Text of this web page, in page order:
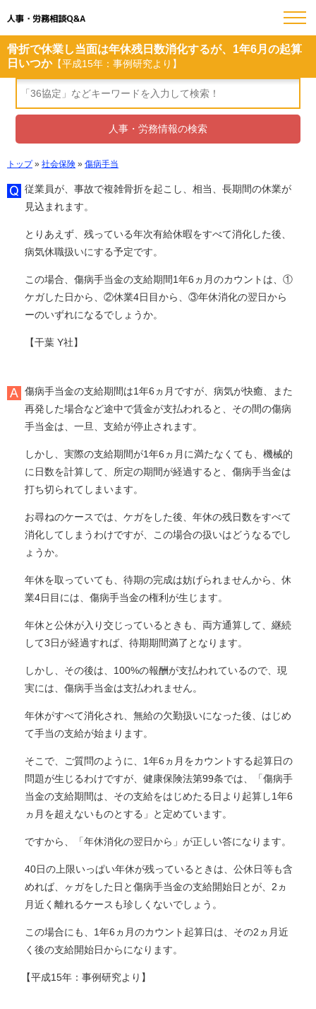
骨折で休業し当面は年休残日数消化するが、1年6月の起算
日いつか【平成15年：事例研究より】
人事・労務相談Q&A
トップ» 社会保険 » 傷病手当
従業員が、事故で複雑骨折を起こし、相当、長期間の休業が
見込まれます。
とりあえず、残っている年次有給休暇をすべて消化した後、
病気休職扱いにする予定です。
この場合、傷病手当金の支給期間1年6ヵ月のカウントは、①
ケガした日から、②休業4日目から、③年休消化の翌日から
ーのいずれになるでしょうか。
【干葉 Y社】
傷病手当金の支給期間は1年6ヵ月ですが、病気が快癒、また
再発した場合など途中で賃金が支払われると、その間の傷病
手当金は、一旦、支給が停止されます。
しかし、実際の支給期間が1年6ヵ月に満たなくても、機械的
に日数を計算して、所定の期間が経過すると、傷病手当金は
打ち切られてしまいます。
お尋ねのケースでは、ケガをした後、年休の残日数をすべて
消化してしまうわけですが、この場合の扱いはどうなるでし
ょうか。
年休を取っていても、待期の完成は妨げられませんから、休
業4日目には、傷病手当金の権利が生じます。
年休と公休が入り交じっているときも、両方通算して、継続
して3日が経過すれば、待期期間満了となります。
しかし、その後は、100%の報酬が支払われているので、現
実には、傷病手当金は支払われません。
年休がすべて消化され、無給の欠勤扱いになった後、はじめ
て手当の支給が始まります。
そこで、ご質問のように、1年6ヵ月をカウントする起算日の
問題が生じるわけですが、健康保険法第99条では、「傷病手
当金の支給期間は、その支給をはじめたる日より起算し1年6
ヵ月を超えないものとする」と定めています。
ですから、「年休消化の翌日から」が正しい答になります。
40日の上限いっぱい年休が残っているときは、公休日等も含
めれば、ヶガをした日と傷病手当金の支給開始日とが、2ヵ
月近く離れるケースも珍しくないでしょう。
この場合にも、1年6ヵ月のカウント起算日は、その2ヵ月近
く後の支給開始日からになります。
【平成15年：事例研究より】